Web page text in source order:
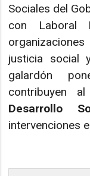
Sociales del
con Laboral
justicia social
galardón
contribuyen
Desarrollo
intervenciones